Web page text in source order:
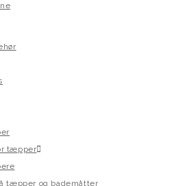
tæpper
tæpper og bademåtter